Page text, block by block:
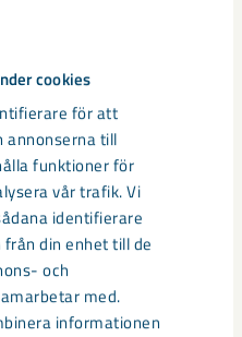
cookies
för att
annonserna till
funktioner för
vår trafik. Vi
identifierare
din enhet till de
och
med.
informationen
som sprids via
och skörder